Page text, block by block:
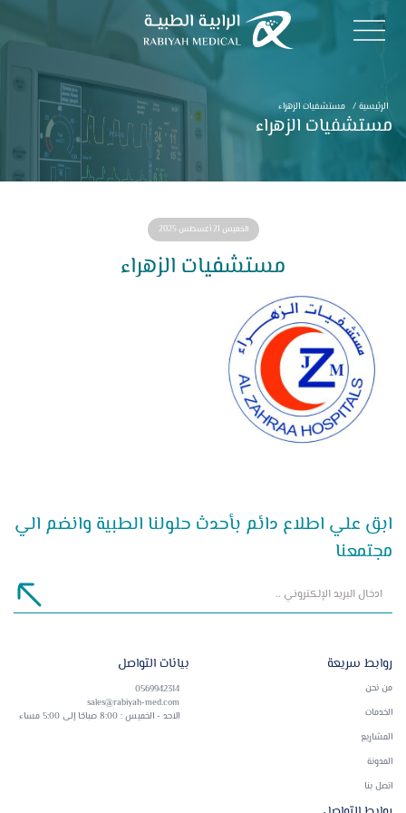
الرئيسية/ مستشفيات الزهراء
مستشفيات الزهراء
الخميس 21 أغسطس 2025
مستشفيات الزهراء
ابق علي اطلاع دائم بأحدث حلولنا الطبية وانضم الي
مجتمعنا
روابط سريعة
من نحن
الخدمات
المشاريع
المدونة
اتصل بنا
بيانات التواصل
0569942314
sales@rabiyah-med.com
الاحد - الخميس : 8:00 صباحًا إلى 5:00 مساء